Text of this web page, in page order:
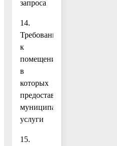
запроса
14.
Требования
к
помещениям,
в
которых
предоставляются
муниципальные
услуги
15.